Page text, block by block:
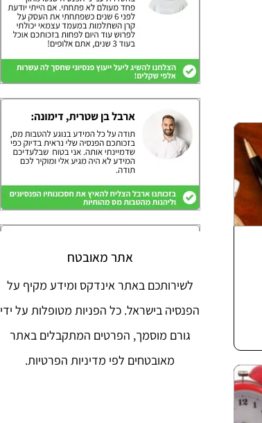
אתר מאובטח
לשירותכם באתר אינדקס ומידע מקיף על
הפנסיה בישראל. כל הפניות מטופלות על ידי
גורם מוסמך, הפרטים המתקבלים באתר
מאובטחים לפי מדיניות הפרטיות.